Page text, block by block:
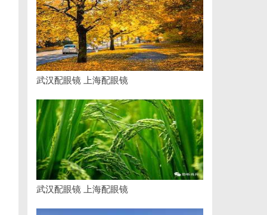
武汉配眼镜 上海配眼镜
武汉配眼镜 上海配眼镜